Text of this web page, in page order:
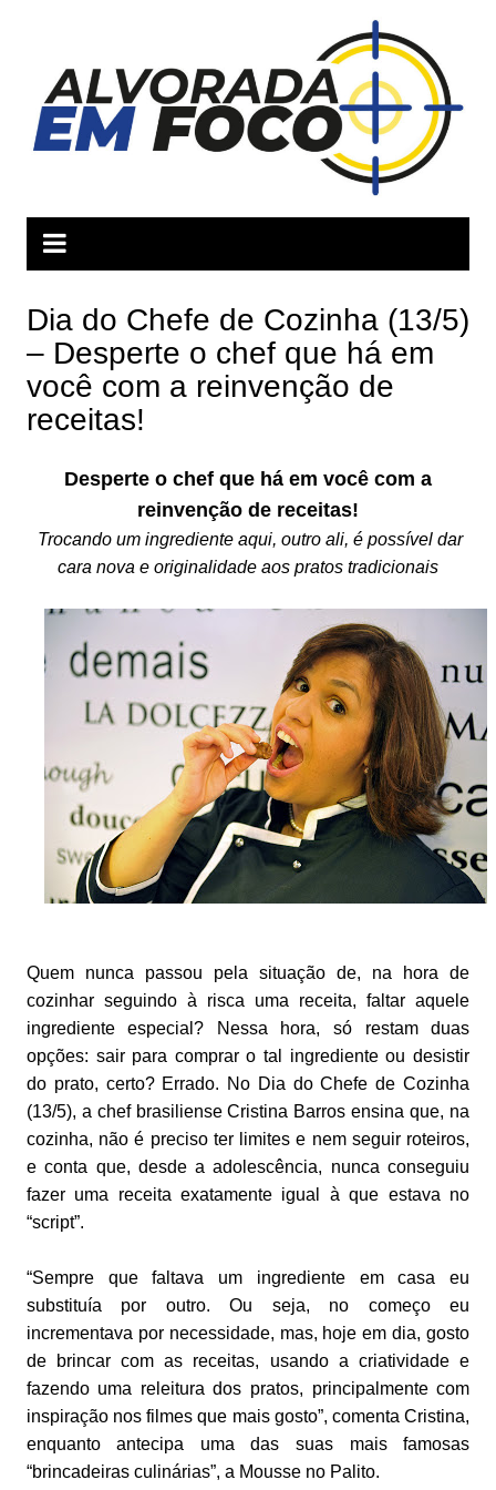
conteúdo
Dia do Chefe de Cozinha (13/5)
– Desperte o chef que há em
você com a reinvenção de
receitas!
Desperte o chef que há em você com a
reinvenção de receitas!
Trocando um ingrediente aqui, outro ali, é possível dar
cara nova e originalidade aos pratos tradicionais
Quem nunca passou pela situação de, na hora de
cozinhar seguindo à risca uma receita, faltar aquele
ingrediente especial? Nessa hora, só restam duas
opções: sair para comprar o tal ingrediente ou desistir
do prato, certo? Errado. No Dia do Chefe de Cozinha
(13/5), a chef brasiliense Cristina Barros ensina que, na
cozinha, não é preciso ter limites e nem seguir roteiros,
e conta que, desde a adolescência, nunca conseguiu
fazer uma receita exatamente igual à que estava no
“script”.
“Sempre que faltava um ingrediente em casa eu
substituía por outro. Ou seja, no começo eu
incrementava por necessidade, mas, hoje em dia, gosto
de brincar com as receitas, usando a criatividade e
fazendo uma releitura dos pratos, principalmente com
inspiração nos filmes que mais gosto”, comenta Cristina,
enquanto antecipa uma das suas mais famosas
“brincadeiras culinárias”, a Mousse no Palito.